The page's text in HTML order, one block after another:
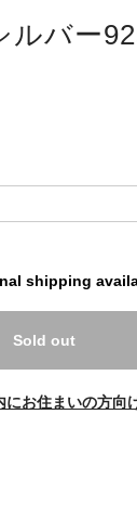
ルバー
shipping
Sold out
にお住まいの方向